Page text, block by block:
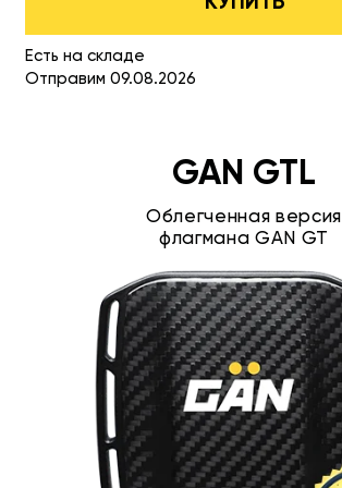
Есть на складе
Отправим 09.08.2026
GAN GTL
Облегченная версия
флагмана GAN GT